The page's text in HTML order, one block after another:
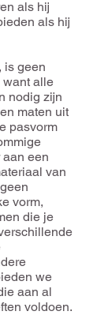
als hij
als hij
is geen
want alle
nodig zijn
maten uit
pasvorm
een
van
vorm,
die je
we
aan al
voldoen.